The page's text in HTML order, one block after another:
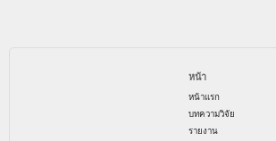
หน้า
หน้าแรก
บทความวิจัย
รายงาน